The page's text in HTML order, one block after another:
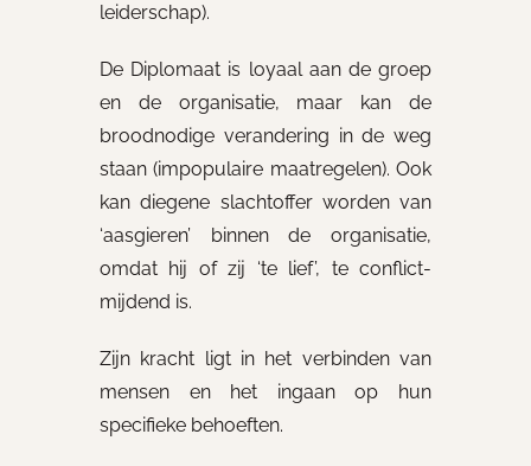
leiderschap).
De Diplomaat is loyaal aan de groep
en de organisatie, maar kan de
broodnodige verandering in de weg
staan (impopulaire maatregelen). Ook
kan diegene slachtoffer worden van
‘aasgieren’ binnen de organisatie,
omdat hij of zij ‘te lief’, te conflict-
mijdend is.
Zijn kracht ligt in het verbinden van
mensen en het ingaan op hun
specifieke behoeften.